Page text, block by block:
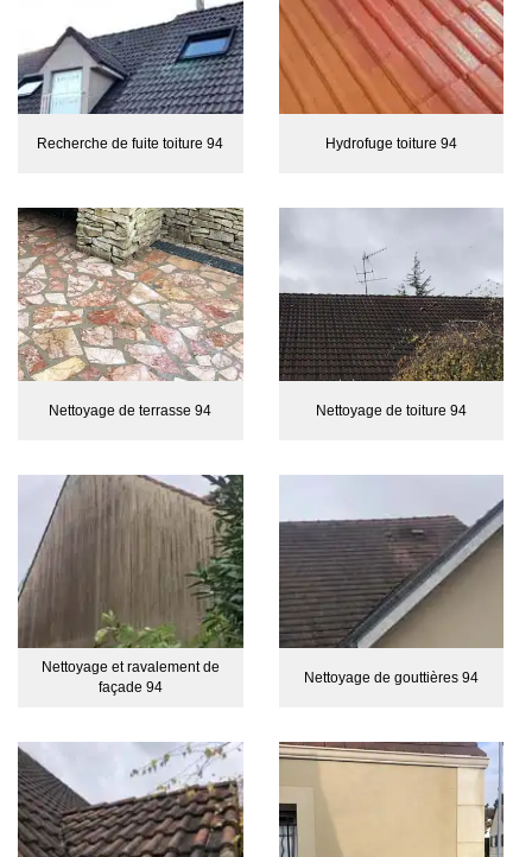
Recherche de fuite toiture 94 Hydrofuge toiture 94
Nettoyage de terrasse 94 Nettoyage de toiture 94
Nettoyage et ravalement de
façade 94
Nettoyage de gouttières 94